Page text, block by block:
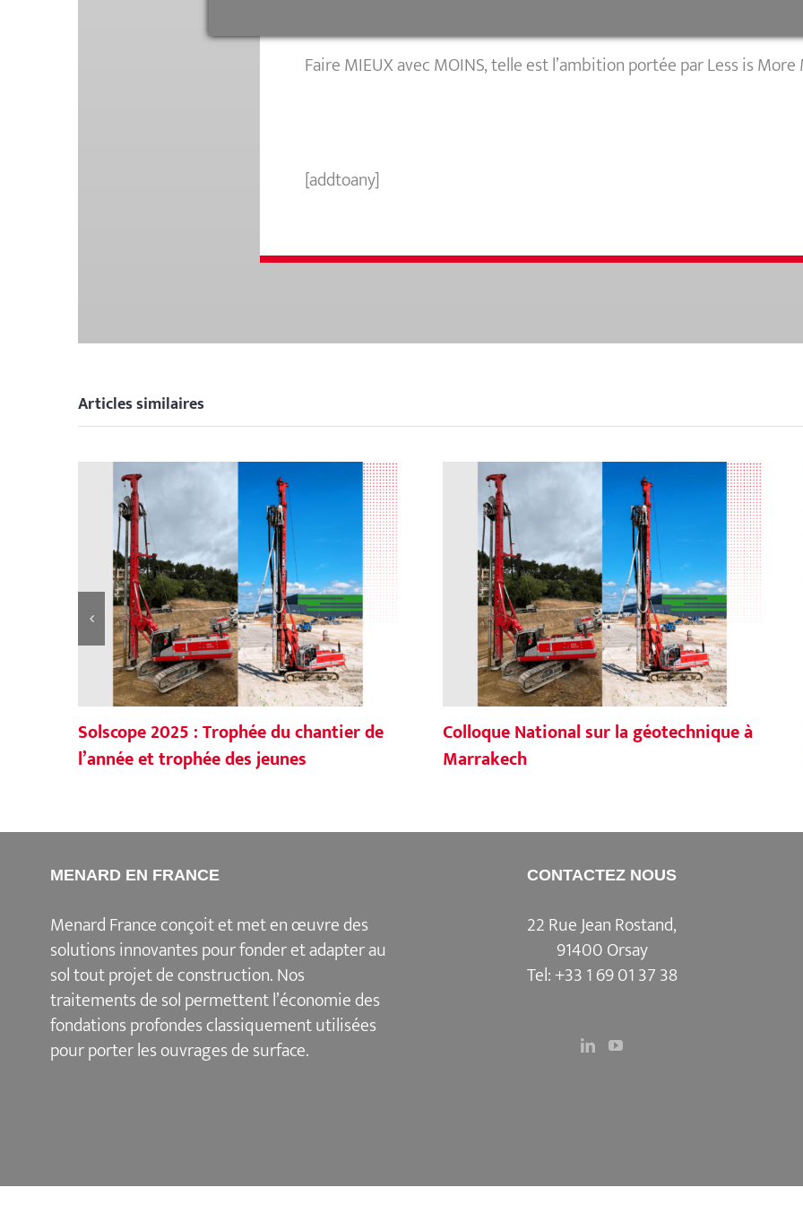
Faire MIEUX avec MOINS, telle est l’ambition portée par Less is
[addtoany]
Articles similaires
Solscope 2025 : Trophée du chantier de
l’année et trophée des jeunes
Colloque National sur la géotechnique à
Marrakech
MENARD EN FRANCE
Menard France conçoit et met en œuvre des
solutions innovantes pour fonder et adapter au
sol tout projet de construction. Nos
traitements de sol permettent l’économie des
fondations profondes classiquement utilisées
pour porter les ouvrages de surface.
CONTACTEZ NOUS
22 Rue Jean Rostand,
91400 Orsay
Tel:+33 1 69 01 37 38